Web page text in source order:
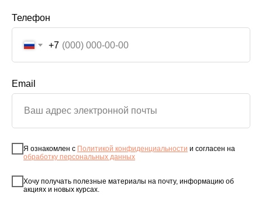
Телефон
+7
Email
Я ознакомлен с Политикой конфиденциальности и согласен на
обработку персональных данных
Хочу получать полезные материалы на почту, информацию об
акциях и новых курсах.